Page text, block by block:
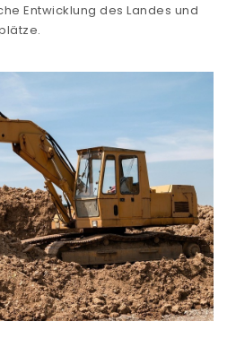
Entwicklung des Landes und